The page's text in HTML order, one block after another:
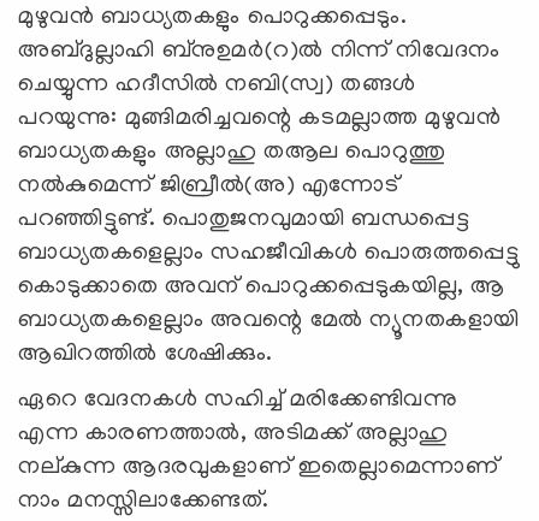
മുഴുവൻ ബാധ്യതകളും പൊറുക്കപ്പെടും.
അബ്ദുല്ലാഹി ബ്നുഉമർ(റ)ൽ നിന്ന് നിവേദനം
ചെയ്യുന്ന ഹദീസിൽ നബി(സ്വ) തങ്ങൾ
പറയുന്നു: മുങ്ങിമരിച്ചവന്റെ കടമല്ലാത്ത മുഴുവൻ
ബാധ്യതകളും അല്ലാഹു തആല പൊറുത്തു
നൽകുമെന്ന് ജിബ്രീൽ(അ) എന്നോട്
പറഞ്ഞിട്ടുണ്ട്. പൊതുജനവുമായി ബന്ധപ്പെട്ട
ബാധ്യതകളെല്ലാം സഹജീവികൾ പൊരുത്തപ്പെട്ടു
കൊടുക്കാതെ അവന് പൊറുക്കപ്പെടുകയില്ല, ആ
ബാധ്യതകളെല്ലാം അവന്റെ മേൽ ന്യൂനതകളായി
ആഖിറത്തിൽ ശേഷിക്കും.
ഏറെ വേദനകള്‍ സഹിച്ച് മരിക്കേണ്ടിവന്നു
എന്ന കാരണത്താല്‍, അടിമക്ക് അല്ലാഹു
നല്കുന്ന ആദരവുകളാണ് ഇതെല്ലാമെന്നാണ്
നാം മനസ്സിലാക്കേണ്ടത്.